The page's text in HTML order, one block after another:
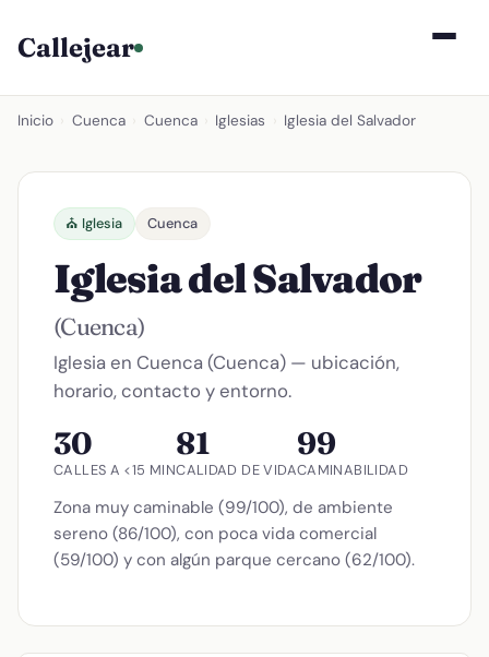
Callejear
Inicio Cuenca Cuenca Iglesias Iglesia del Salvador
⛪ Iglesia Cuenca
Iglesia del Salvador
(Cuenca)
Iglesia en Cuenca (Cuenca) — ubicación,
horario, contacto y entorno.
30
CALLES A <15 MIN
81
CALIDAD DE VIDA
99
CAMINABILIDAD
Zona muy caminable (99/100), de ambiente
sereno (86/100), con poca vida comercial
(59/100) y con algún parque cercano (62/100).